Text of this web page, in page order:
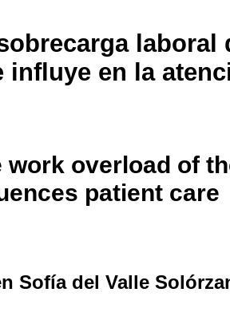
laboral
influye en la
work overload of
patient care
Sofía del Valle